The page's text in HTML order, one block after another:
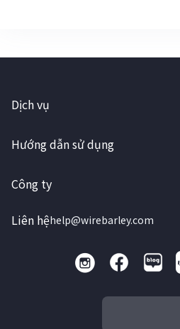
Dịch vụ
Hướng dẫn sử dụng
Công ty
Liên hệhelp@wirebarley.com